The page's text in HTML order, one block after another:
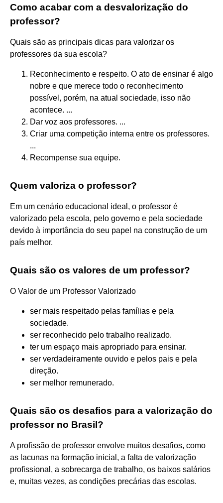
Como acabar com a desvalorização do
professor?
Quais são as principais dicas para valorizar os
professores da sua escola?
Reconhecimento e respeito. O ato de ensinar é algo
nobre e que merece todo o reconhecimento
possível, porém, na atual sociedade, isso não
acontece. ...
Dar voz aos professores. ...
Criar uma competição interna entre os professores.
...
Recompense sua equipe.
Quem valoriza o professor?
Em um cenário educacional ideal, o professor é
valorizado pela escola, pelo governo e pela sociedade
devido à importância do seu papel na construção de um
país melhor.
Quais são os valores de um professor?
O Valor de um Professor Valorizado
ser mais respeitado pelas famílias e pela
sociedade.
ser reconhecido pelo trabalho realizado.
ter um espaço mais apropriado para ensinar.
ser verdadeiramente ouvido e pelos pais e pela
direção.
ser melhor remunerado.
Quais são os desafios para a valorização do
professor no Brasil?
A profissão de professor envolve muitos desafios, como
as lacunas na formação inicial, a falta de valorização
profissional, a sobrecarga de trabalho, os baixos salários
e, muitas vezes, as condições precárias das escolas.